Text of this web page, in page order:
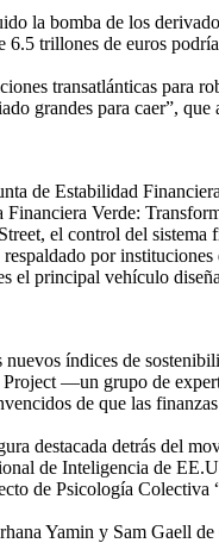
la bomba de los
trillones de euros
transatlánticas para
grandes para caer”,
de Estabilidad
Verde:
el control del
por instituciones
el principal vehículo
índices de
—un grupo de
de que las
destacada detrás del
de Inteligencia de
de Psicología Colectiva
Yamin y Sam Gaell